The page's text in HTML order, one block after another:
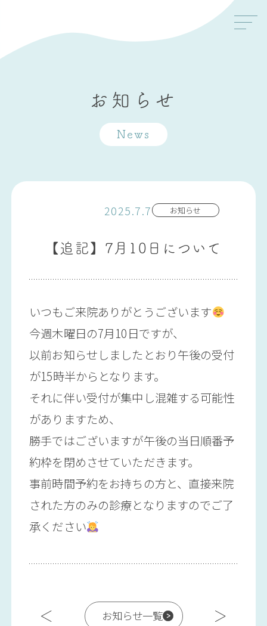
お知らせ
News
2025.7.7 お知らせ
【追記】7月10日について
いつもご来院ありがとうございます
今週木曜日の7月10日ですが、
以前お知らせしましたとおり午後の受付
が15時半からとなります。
それに伴い受付が集中し混雑する可能性
がありますため、
勝手ではございますが午後の当日順番予
約枠を閉めさせていただきます。
事前時間予約をお持ちの方と、直接来院
された方のみの診療となりますのでご了
承ください
お知らせ一覧